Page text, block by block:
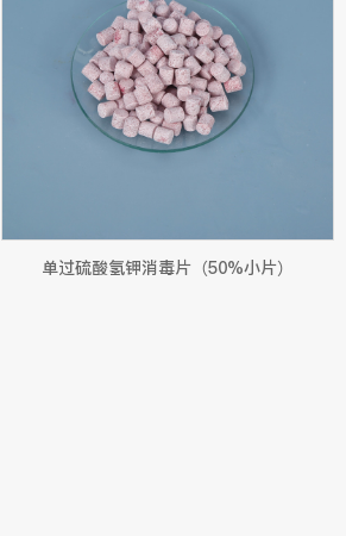
单过硫酸氢钾消毒片（50%小片）